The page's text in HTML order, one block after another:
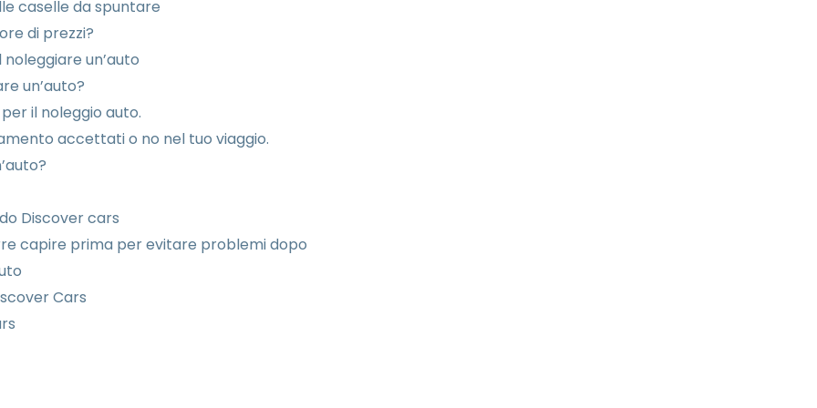
caselle da spuntare
di prezzi?
un’auto
un’auto?
il noleggio auto.
accettati o no nel tuo viaggio.
Discover cars
capire prima per evitare problemi dopo
Cars